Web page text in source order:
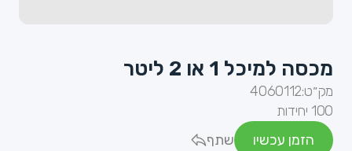
מכסה למיכל 1 או 2 ליטר
מק״ט:4060112
100 יחידות
הזמן עכשיו
שתף